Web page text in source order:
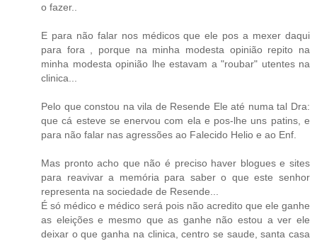
o fazer..
E para não falar nos médicos que ele pos a mexer daqui
para fora , porque na minha modesta opinião repito na
minha modesta opinião lhe estavam a "roubar" utentes na
clinica...
Pelo que constou na vila de Resende Ele até numa tal Dra:
que cá esteve se enervou com ela e pos-lhe uns patins, e
para não falar nas agressões ao Falecido Helio e ao Enf.
Mas pronto acho que não é preciso haver blogues e sites
para reavivar a memória para saber o que este senhor
representa na sociedade de Resende...
É só médico e médico será pois não acredito que ele ganhe
as eleições e mesmo que as ganhe não estou a ver ele
deixar o que ganha na clinica, centro se saude, santa casa